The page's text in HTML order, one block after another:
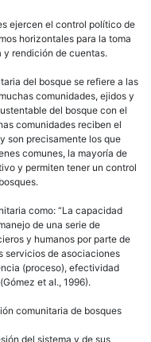
ejercen el control político de
horizontales para la toma
y rendición de cuentas.
del bosque se refiere a las
comunidades, ejidos y
del bosque con el
comunidades reciben el
son precisamente los que
comunes, la mayoría de
y permiten tener un control
como: “La capacidad
de una serie de
y humanos por parte de
servicios de asociaciones
(proceso), efectividad
et al., 1996).
comunitaria de bosques
del sistema y de sus